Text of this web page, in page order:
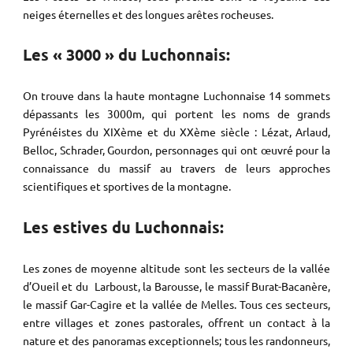
neiges éternelles et des longues arêtes rocheuses.
Les « 3000 » du Luchonnais:
On trouve dans la haute montagne Luchonnaise 14 sommets
dépassants les 3000m, qui portent les noms de grands
Pyrénéistes du XIXème et du XXème siècle : Lézat, Arlaud,
Belloc, Schrader, Gourdon, personnages qui ont œuvré pour la
connaissance du massif au travers de leurs approches
scientifiques et sportives de la montagne.
Les estives du Luchonnais:
Les zones de moyenne altitude sont les secteurs de la vallée
d’Oueil et du Larboust, la Barousse, le massif Burat-Bacanère,
le massif Gar-Cagire et la vallée de Melles. Tous ces secteurs,
entre villages et zones pastorales, offrent un contact à la
nature et des panoramas exceptionnels; tous les randonneurs,